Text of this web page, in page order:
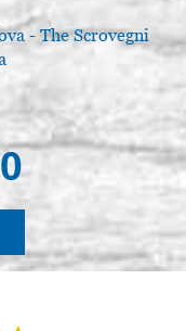
- The Scrovegni